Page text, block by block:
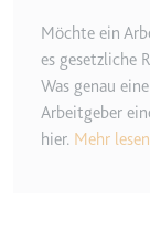
Möchte ein
es gesetzliche
Was genau
Arbeitgeber
hier. Mehr lesen